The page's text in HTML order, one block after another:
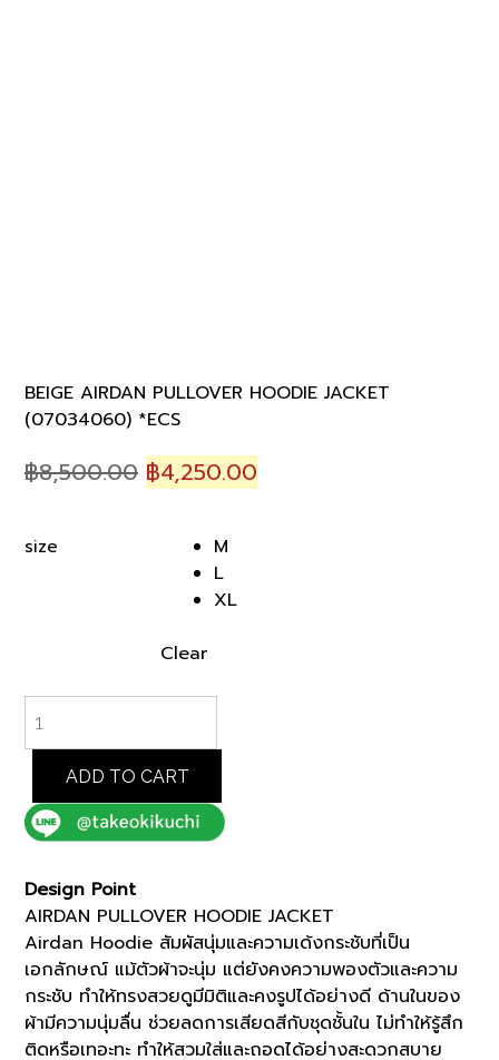
BEIGE AIRDAN PULLOVER HOODIE JACKET
(07034060) *ECS
฿8,500.00 Original
฿8,500.00.
฿4,250.00
size
M
L
XL
Clear
AIRDAN
PULLOVER
HOODIE
JACKET
(07034060)
*ECS
ADD TO CART
Design Point
AIRDAN PULLOVER HOODIE JACKET
Airdan Hoodie สัมผัสนุ่มและความเด้งกระชับที่เป็น
เอกลักษณ์ แม้ตัวผ้าจะนุ่ม แต่ยังคงความพองตัวและความ
กระชับ ทำให้ทรงสวยดูมีมิติและคงรูปได้อย่างดี ด้านในของ
ผ้ามีความนุ่มลื่น ช่วยลดการเสียดสีกับชุดชั้นใน ไม่ทำให้รู้สึก
ติดหรือเทอะทะ ทำให้สวมใส่และถอดได้อย่างสะดวกสบาย